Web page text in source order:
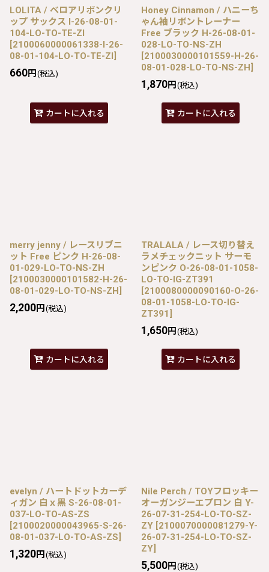
LOLITA / ベロアリボンクリ
ップ サックス I-26-08-01-
104-LO-TO-TE-ZI
[2100060000061338-I-26-
08-01-104-LO-TO-TE-ZI]
660円 (税込)
カートに入れる
Honey Cinnamon / ハニーち
ゃん袖リボントレーナー
Free ブラック H-26-08-01-
028-LO-TO-NS-ZH
[2100030000101559-H-26-
08-01-028-LO-TO-NS-ZH]
1,870円 (税込)
カートに入れる
merry jenny / レースリブニ
ット Free ピンク H-26-08-
01-029-LO-TO-NS-ZH
[2100030000101582-H-26-
08-01-029-LO-TO-NS-ZH]
2,200円 (税込)
カートに入れる
TRALALA / レース切り替え
ラメチェックニット サーモ
ンピンク O-26-08-01-1058-
LO-TO-IG-ZT391
[2100080000090160-O-26-
08-01-1058-LO-TO-IG-
ZT391 ]
1,650円 (税込)
カートに入れる
evelyn / ハートドットカーデ
ィガン 白ｘ黒 S-26-08-01-
037-LO-TO-AS-ZS
[2100020000043965-S-26-
08-01-037-LO-TO-AS-ZS]
1,320円 (税込)
Nile Perch / TOYフロッキー
オーガンジーエプロン 白 Y-
26-07-31-254-LO-TO-SZ-
ZY [2100070000081279-Y-
26-07-31-254-LO-TO-SZ-
ZY]
5,500円 (税込)